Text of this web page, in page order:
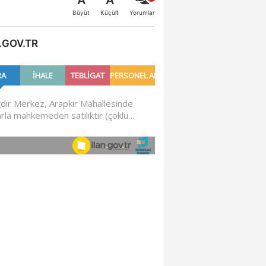
Büyüt Küçült Yorumlar